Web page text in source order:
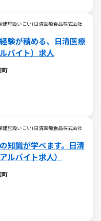
施設いこい(日清医療食品株式会社
験が積める、日清医療
バイト）求人
町
施設いこい(日清医療食品株式会社
知識が学べます。日清
ルバイト求人）
町